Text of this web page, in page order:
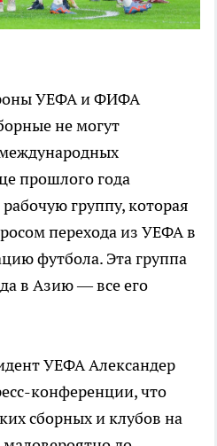
УЕФА и ФИФА
не могут
прошлого года
группу, которая
перехода из УЕФА в
футбола. Эта группа
в Азию — все его
УЕФА Александер
конференции, что
сборных и клубов на